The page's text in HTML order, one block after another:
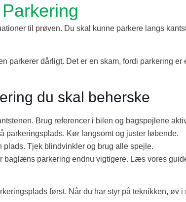
til prøven. Du skal kunne parkere langs
parkerer dårligt. Det er en skam, fordi parkering
du skal beherske
Brug referencer i bilen og bagspejlene
parkeringsplads. Kør langsomt og juster løbende.
plads. Tjek blindvinkler og brug alle spejle.
baglæns parkering endnu vigtigere. Læs vores
først. Når du har styr på teknikken, øv i